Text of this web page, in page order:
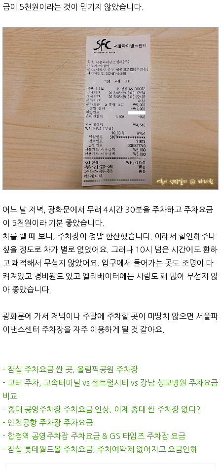
금이 5천원이라는 것이 믿기지 않았습니다.
어느 날 저녁, 광화문에서 무려 4시간 30분을 주차하고 주차요금
이 5천원이라 기분 좋았습니다.
차를 뺄 때 보니, 주차장이 정말 한산했습니다. 이래서 할인해주나
싶을 정도로 차가 별로 없었어요. 그러나 10시 넘은 시간에도 환하
고 쾌적해서 무섭지 않았어요. 입구에서 들어가는 곳도 조명이 다
켜져있고 경비원도 있고 엘리베이터에는 사람도 꽤 많아 무섭지 않
아 좋았습니다.
광화문에 가서 저녁이나 주말에 주차할 곳이 마땅치 않으면 서울파
이낸스센터 주차장을 자주 이용하게 될 것 같아요.
- 잠실 주차요금 싼 곳, 올림픽공원 주차장
- 고터 주차, 고속터미널 vs 센트럴시티 vs 강남 성모병원 주차요금
비교
- 홍대 공영주차장 주차요금 인상, 이제 홍대 싼 주차장 없다?
- 인천공항 주차장 주차요금
- 합정역 공영주차장 주차요금 & GS 타임즈 주차장 요금
- 잠실 롯데월드몰 주차요금, 주차예약제 없어지고 요금인하